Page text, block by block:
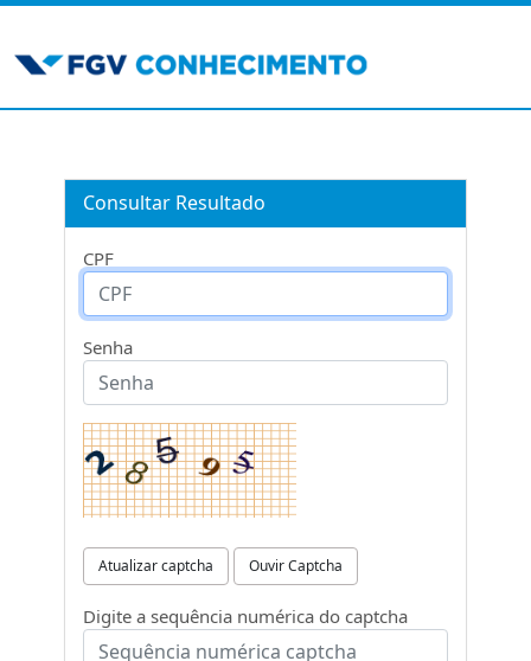
Consultar Resultado
CPF
Senha
Atualizar captcha Ouvir Captcha
Digite a sequência numérica do captcha